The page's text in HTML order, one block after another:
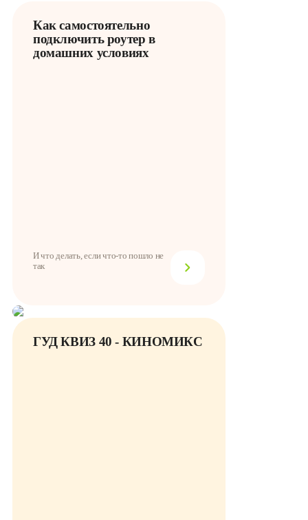
Как самостоятельно
подключить роутер в
домашних условиях
И что делать, если что-то пошло не
так
ГУД КВИЗ 40 - КИНОМИКС